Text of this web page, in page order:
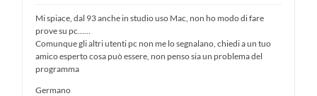
Mi spiace, dal 93 anche in studio uso Mac, non ho modo di fare
prove su pc……
Comunque gli altri utenti pc non me lo segnalano, chiedi a un tuo
amico esperto cosa può essere, non penso sia un problema del
programma
Germano